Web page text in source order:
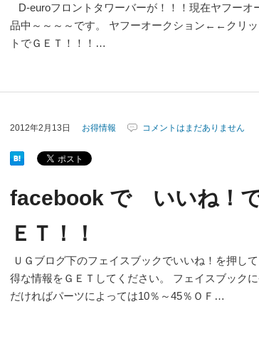
D-euroフロントタワーバーが！！！現在ヤフーオ
品中～～～～です。 ヤフーオークション←←クリ
トでＧＥＴ！！！…
2012年2月13日 お得情報 コメントはまだありません
facebook で いいね！で
ＥＴ！！
ＵＧブログ下のフェイスブックでいいね！を押し
得な情報をＧＥＴしてください。 フェイスブック
だければパーツによっては10％～45％ＯＦ…